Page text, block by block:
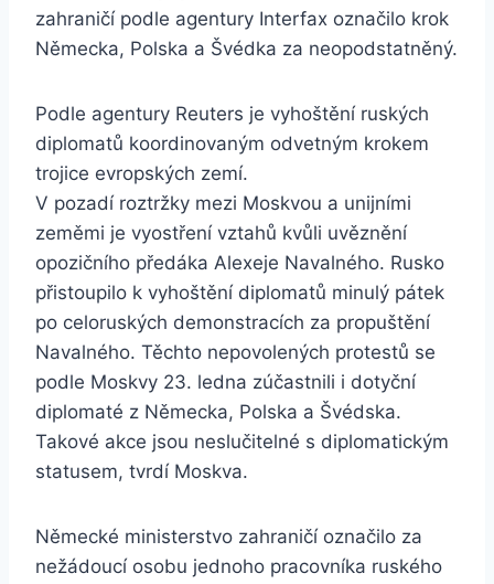
zahraničí podle agentury Interfax označilo krok
Německa, Polska a Švédka za neopodstatněný.
Podle agentury Reuters je vyhoštění ruských
diplomatů koordinovaným odvetným krokem
trojice evropských zemí.
V pozadí roztržky mezi Moskvou a unijními
zeměmi je vyostření vztahů kvůli uvěznění
opozičního předáka Alexeje Navalného. Rusko
přistoupilo k vyhoštění diplomatů minulý pátek
po celoruských demonstracích za propuštění
Navalného. Těchto nepovolených protestů se
podle Moskvy 23. ledna zúčastnili i dotyční
diplomaté z Německa, Polska a Švédska.
Takové akce jsou neslučitelné s diplomatickým
statusem, tvrdí Moskva.
Německé ministerstvo zahraničí označilo za
nežádoucí osobu jednoho pracovníka ruského